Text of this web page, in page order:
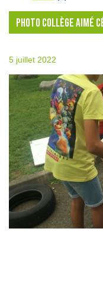
PHOTO COLLÈGE AIMÉ
5 juillet 2022